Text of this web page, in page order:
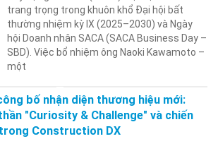
trang trọng trong khuôn khổ Đại hội bất
thường nhiệm kỳ IX (2025–2030) và Ngày
hội Doanh nhân SACA (SACA Business Day –
SBD). Việc bổ nhiệm ông Naoki Kawamoto –
một
bố nhận diện thương hiệu mới:
"Curiosity & Challenge" và chiến
Construction DX